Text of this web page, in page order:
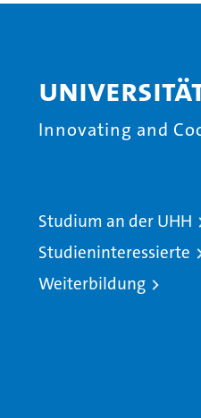
Innovating and
Studium an der UHH
Studieninteressierte
Weiterbildung